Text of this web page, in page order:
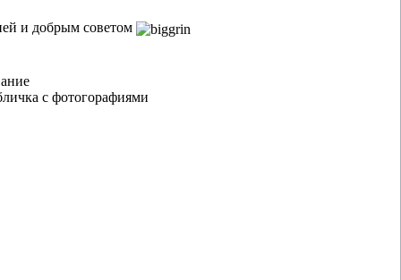
и добрым советом
с фотогорафиями